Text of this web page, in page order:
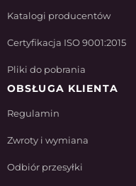
Katalogi producentów
Certyfikacja ISO 9001:2015
Pliki do pobrania
OBSŁUGA KLIENTA
Regulamin
Zwroty i wymiana
Odbiór przesyłki